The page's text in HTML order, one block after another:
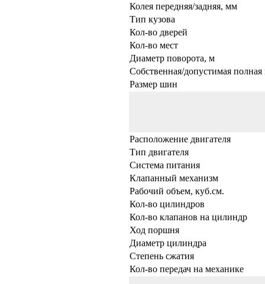
Колея передняя/задняя, мм
Тип кузова
Кол-во дверей
Кол-во мест
Диаметр поворота, м
Собственная/допустимая полная
Размер шин
Расположение двигателя
Тип двигателя
Система питания
Клапанный механизм
Рабочий объем, куб.см.
Кол-во цилиндров
Кол-во клапанов на цилиндр
Ход поршня
Диаметр цилиндра
Степень сжатия
Кол-во передач на механике